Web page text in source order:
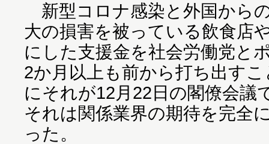
新型コロナ感染と外国から
大の損害を被っている飲食店
にした支援金を社会労働党と
2か月以上も前から打ち出す
にそれが12月22日の閣僚会議
それは関係業界の期待を完全
った。